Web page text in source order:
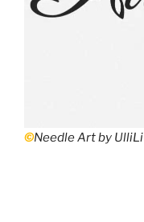
©Needle Art by UlliLi